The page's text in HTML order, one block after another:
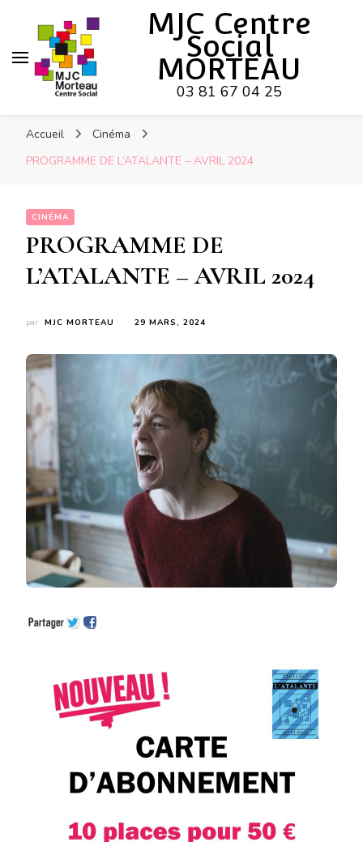
MJC Centre
Social
MORTEAU
03 81 67 04 25
Accueil
Cinéma
PROGRAMME DE L’ATALANTE – AVRIL 2024
CINÉMA
PROGRAMME DE
L’ATALANTE – AVRIL 2024
par MJC MORTEAU 29 MARS, 2024